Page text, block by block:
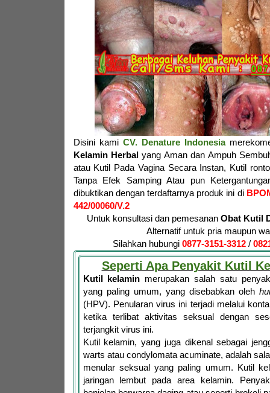
Disini kami CV. Denature Indonesia
Kelamin Herbalyang Aman dan Ampuh
atau Kutil Pada Vagina Secara Instan, Kutil
Tanpa Efek Samping Atau pun
dibuktikan dengan terdaftarnya produk ini di
442/00060/V.2
Untuk konsultasi dan pemesanan Obat Kutil
Alternatif untuk pria maupun
Silahkan hubungi 0877-3151-3312 /
Seperti Apa Penyakit Kutil
Kutil kelamin merupakan salah satu
yang paling umum, yang disebabkan oleh
(HPV). Penularan virus ini terjadi melalui
ketika terlibat aktivitas seksual dengan
terjangkit virus ini.
Kutil kelamin, yang juga dikenal sebagai
warts atau condylomata acuminate, adalah
menular seksual yang paling umum. Kutil
jaringan lembut pada area kelamin.